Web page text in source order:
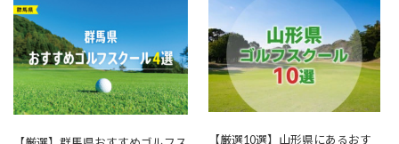
【厳選10選】山形県にあるおす